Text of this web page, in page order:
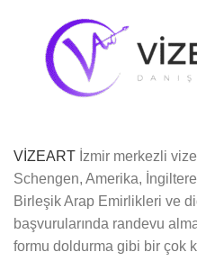
VİZEART İzmir merkezli vize
Schengen, Amerika,
Birleşik Arap Emirlikleri ve
başvurularında randevu
formu doldurma gibi bir çok